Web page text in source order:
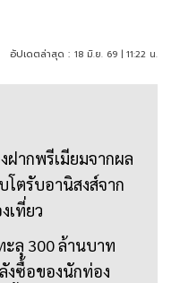
อัปเดตล่าสุด : 18 มิ.ย. 69 | 11:22 น.
ฝากพรีเมียมจากผล
โตรับอานิสงส์จาก
เที่ยว
ลุ 300 ล้านบาท
งซื้อของนักท่อง